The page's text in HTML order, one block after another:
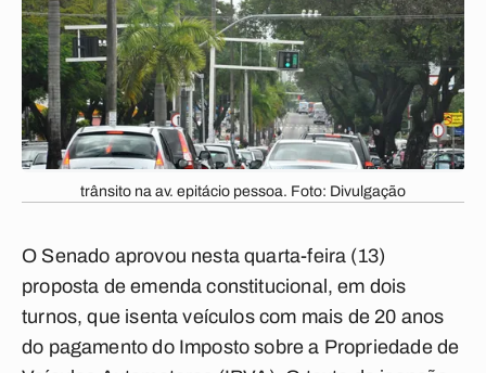
trânsito na av. epitácio pessoa. Foto: Divulgação
O Senado aprovou nesta quarta-feira (13)
proposta de emenda constitucional, em dois
turnos, que isenta veículos com mais de 20 anos
do pagamento do Imposto sobre a Propriedade de